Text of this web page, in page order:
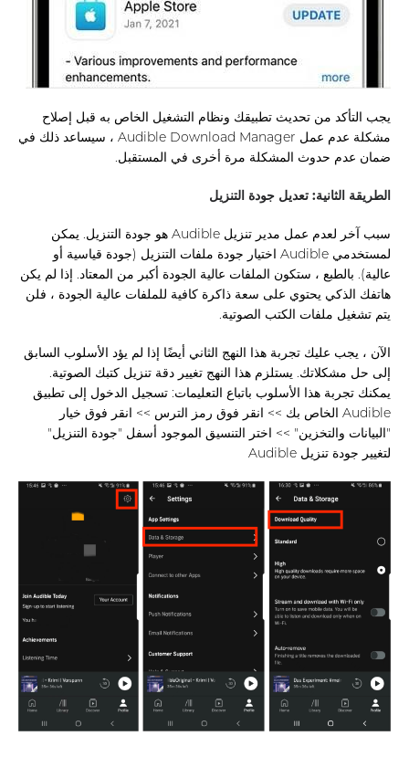
يجب التأكد من تحديث تطبيقك ونظام التشغيل الخاص به قبل إصلاح
مشكلة عدم عمل Audible Download Manager ، سيساعد ذلك في
ضمان عدم حدوث المشكلة مرة أخرى في المستقبل.
الطريقة الثانية: تعديل جودة التنزيل
سبب آخر لعدم عمل مدير تنزيل Audible هو جودة التنزيل. يمكن
لمستخدمي Audible اختيار جودة ملفات التنزيل (جودة قياسية أو
عالية). بالطبع ، ستكون الملفات عالية الجودة أكبر من المعتاد. إذا لم يكن
هاتفك الذكي يحتوي على سعة ذاكرة كافية للملفات عالية الجودة ، فلن
يتم تشغيل ملفات الكتب الصوتية.
الآن ، يجب عليك تجربة هذا النهج الثاني أيضًا إذا لم يؤد الأسلوب السابق
إلى حل مشكلاتك. يستلزم هذا النهج تغيير دقة تنزيل كتبك الصوتية.
يمكنك تجربة هذا الأسلوب باتباع التعليمات: تسجيل الدخول إلى تطبيق
Audible الخاص بك >> انقر فوق رمز الترس >> انقر فوق خيار
"البيانات والتخزين" >> اختر التنسيق الموجود أسفل "جودة التنزيل"
لتغيير جودة تنزيل Audible